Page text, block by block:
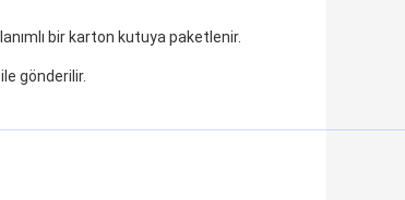
bir karton kutuya paketlenir.
gönderilir.